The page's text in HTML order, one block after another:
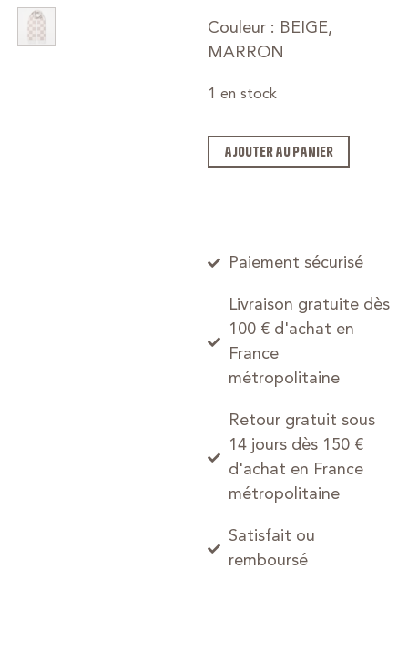
Couleur : BEIGE,
MARRON
1 en stock
AJOUTER AU PANIER
Paiement sécurisé
Livraison gratuite dès
100 € d'achat en
France
métropolitaine
Retour gratuit sous
14 jours dès 150 €
d'achat en France
métropolitaine
Satisfait ou
remboursé